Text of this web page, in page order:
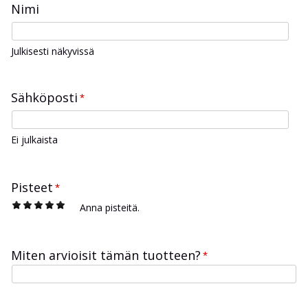
Nimi
Julkisesti näkyvissä
Sähköposti *
Ei julkaista
Pisteet *
1 2 3 4 5 Anna pisteitä.
Miten arvioisit tämän tuotteen? *